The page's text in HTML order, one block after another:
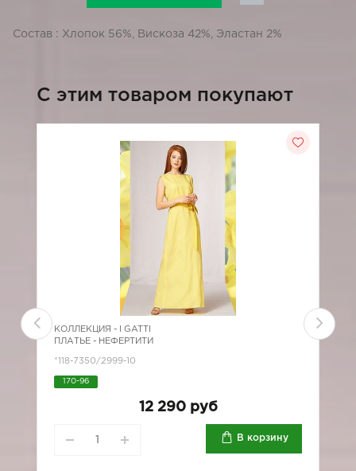
Состав : Хлопок 56%, Вискоза 42%, Эластан 2%
C этим товаром покупают
КОЛЛЕКЦИЯ -
I GATTI
ПЛАТЬЕ - НЕФЕРТИТИ
*118-7350/2999-10
170-96
12 290 руб
В корзину